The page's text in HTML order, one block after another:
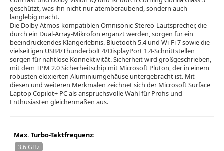
geschützt, was ihn nicht nur atemberaubend, sondern auch
langlebig macht.
Die Dolby Atmos-kompatiblen Omnisonic-Stereo-Lautsprecher, die
durch ein Dual-Array-Mikrofon ergänzt werden, sorgen für ein
beeindruckendes Klangerlebnis. Bluetooth 5.4 und Wi-Fi 7 sowie die
vielseitigen USB4/Thunderbolt 4/DisplayPort 1.4-Schnittstellen
sorgen für nahtlose Konnektivität. Sicherheit wird großgeschrieben,
mit dem TPM 2.0 Sicherheitschip mit Microsoft Pluton, der in einem
robusten eloxierten Aluminiumgehäuse untergebracht ist. Mit
diesen und weiteren Merkmalen zeichnet sich der Microsoft Surface
Laptop Copilot+ PC als anspruchsvolle Wahl für Profis und
Enthusiasten gleichermaßen aus.
Max. Turbo-Taktfrequenz:
3.6 GHz